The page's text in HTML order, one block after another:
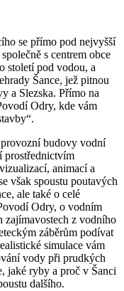
se přímo pod nejvyšší
s centrem obce
století pod vodou, a
Šance, jež pitnou
a Slezska. Přímo na
Odry, kde vám
provozní budovy vodní
prostřednictvím
animací a
však spoustu poutavých
ale také o celé
Odry, o vodním
zajímavostech z vodního
záběrům podívat
simulace vám
vody při prudkých
jaké ryby a proč v Šanci
dalšího.